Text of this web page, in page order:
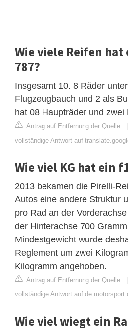
Wie viele Reifen hat
787?
Insgesamt 10. 8 Räder
Flugzeugbauch und 2 als
hat 08 Haupträder und zwei
Antrag auf Entfernung der Quelle
vollständige Antwort auf
Wie viel KG hat ein
2013 bekamen die Pirelli-
Autos eine andere Struktur
pro Rad an der
der Hinterachse 700
Mindestgewicht wurde
Reglement um zwei
Kilogramm angehoben.
Antrag auf Entfernung der Quelle
vollständige Antwort auf
Wie viel wiegt ein